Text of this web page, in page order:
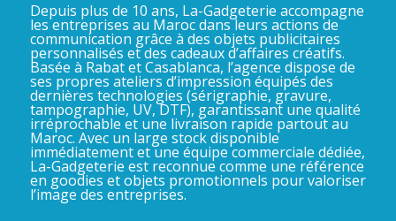
Depuis plus de 10 ans, La-Gadgeterie accompagne
les entreprises au Maroc dans leurs actions de
communication grâce à des objets publicitaires
personnalisés et des cadeaux d’affaires créatifs.
Basée à Rabat et Casablanca, l’agence dispose de
ses propres ateliers d’impression équipés des
dernières technologies (sérigraphie, gravure,
tampographie, UV, DTF), garantissant une qualité
irréprochable et une livraison rapide partout au
Maroc. Avec un large stock disponible
immédiatement et une équipe commerciale dédiée,
La-Gadgeterie est reconnue comme une référence
en goodies et objets promotionnels pour valoriser
l’image des entreprises.